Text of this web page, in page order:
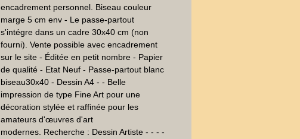
encadrement personnel. Biseau couleur
marge 5 cm env - Le passe-partout
s'intégre dans un cadre 30x40 cm (non
fourni). Vente possible avec encadrement
sur le site - Éditée en petit nombre - Papier
de qualité - Etat Neuf - Passe-partout blanc
biseau30x40 - Dessin A4 - - Belle
impression de type Fine Art pour une
décoration stylée et raffinée pour les
amateurs d'œuvres d'art
modernes. Recherche : Dessin Artiste - - - -